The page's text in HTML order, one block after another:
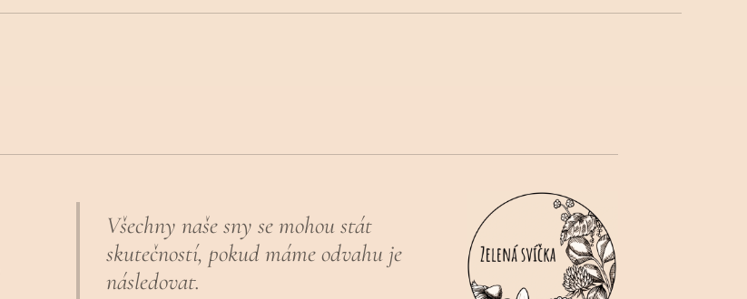
Všechny naše sny se mohou stát
skutečností, pokud máme odvahu je
následovat.